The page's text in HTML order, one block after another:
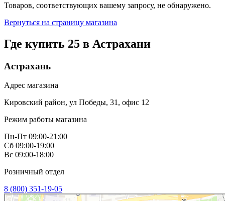
Товаров, соответствующих вашему запросу, не обнаружено.
Вернуться на страницу магазина
Где купить 25 в Астрахани
Астрахань
Адрес магазина
Кировский район, ул Победы, 31, офис 12
Режим работы магазина
Пн-Пт 09:00-21:00
Сб 09:00-19:00
Вс 09:00-18:00
Розничный отдел
8 (800) 351-19-05